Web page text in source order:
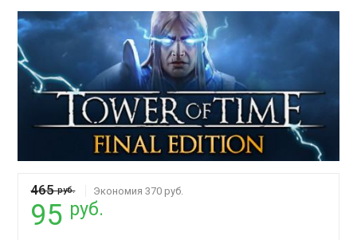
465руб. Экономия 370 руб.
95 руб.